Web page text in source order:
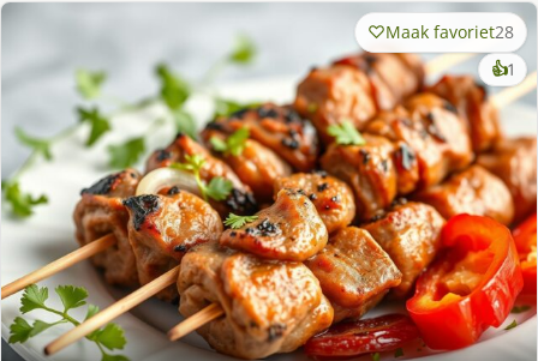
Maak favoriet28
👍1